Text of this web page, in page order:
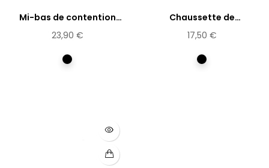
Mi-bas de contention
coton
23,90 €
Noir
Chaussette de
contention...
17,50 €
Noir